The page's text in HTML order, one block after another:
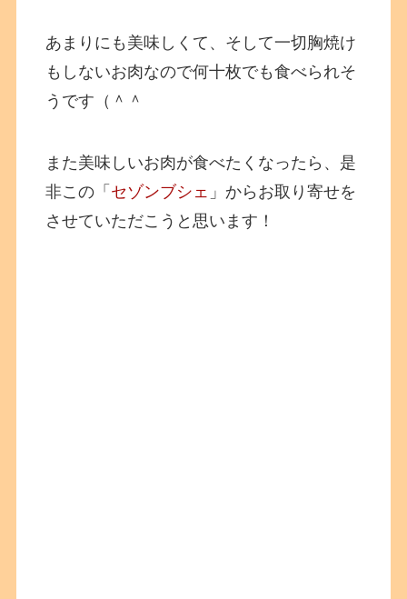
あまりにも美味しくて、そして一切胸焼け
もしないお肉なので何十枚でも食べられそ
うです（＾＾
また美味しいお肉が食べたくなったら、是
非この「 セゾンブシェ 」からお取り寄せを
させていただこうと思います！